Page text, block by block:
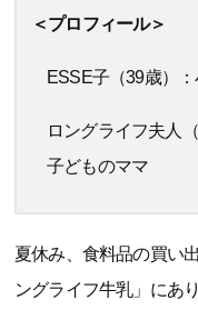
＜プロフィール＞
ESSE子（39歳）
ロングライフ夫人
子どものママ
夏休み、食料品の買い
ングライフ牛乳」にあ